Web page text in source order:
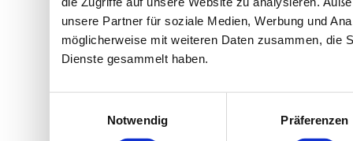
unsere Partner für soziale Medien, Werbung und
möglicherweise mit weiteren Daten zusammen, die
Dienste gesammelt haben.
Notwendig
Präferenzen